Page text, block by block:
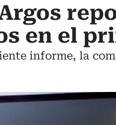
en el
informe, la